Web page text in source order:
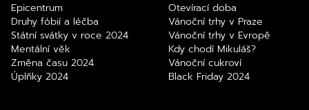
Epicentrum
Druhy fóbií a léčba
Státní svátky v roce 2024
Mentální věk
Změna času 2024
Úplňky 2024
Otevírací doba
Vánoční trhy v Praze
Vánoční trhy v Evropě
Kdy chodí Mikuláš?
Vánoční cukroví
Black Friday 2024